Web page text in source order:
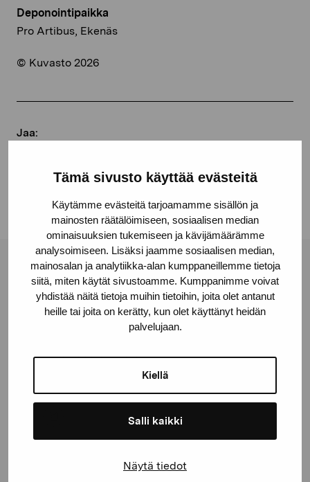
Tämä sivusto käyttää evästeitä
Käytämme evästeitä tarjoamamme sisällön ja
mainosten räätälöimiseen, sosiaalisen median
ominaisuuksien tukemiseen ja kävijämäärämme
analysoimiseen. Lisäksi jaamme sosiaalisen median,
mainosalan ja analytiikka-alan kumppaneillemme tietoja
siitä, miten käytät sivustoamme. Kumppanimme voivat
yhdistää näitä tietoja muihin tietoihin, joita olet antanut
heille tai joita on kerätty, kun olet käyttänyt heidän
palvelujaan.
Kiellä
Salli kaikki
Näytä tiedot
Deponointipaikka
Pro Artibus, Ekenäs
© Kuvasto 2026
Jaa:
Linkedin
Pro Artibus -säätiö
Kustaa Vaasan katu 11
proartibus@proartibus.fi